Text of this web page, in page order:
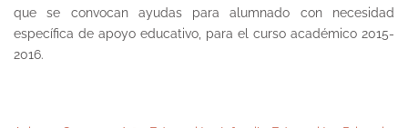
que se convocan ayudas para alumnado con necesidad
específica de apoyo educativo, para el curso académico 2015-
2016.